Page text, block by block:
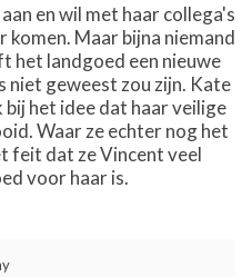
en wil met haar collega's
komen. Maar bijna niemand
het landgoed een nieuwe
niet geweest zou zijn. Kate
het idee dat haar veilige
Waar ze echter nog het
feit dat ze Vincent veel
voor haar is.